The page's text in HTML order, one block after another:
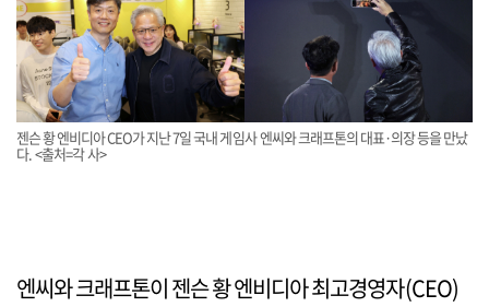
젠슨 황 엔비디아 CEO가 지난 7일 국내 게임사 엔씨와 크래프톤의 대표·의장 등을 만났
다. <출처=각 사>
엔씨와 크래프톤이 젠슨 황 엔비디아 최고경영자(CEO)